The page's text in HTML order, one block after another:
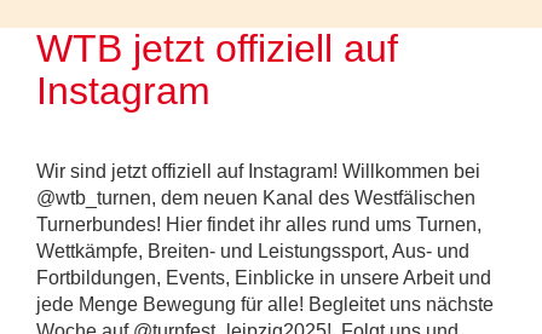
WTB jetzt offiziell auf
Instagram
Wir sind jetzt offiziell auf Instagram! Willkommen bei
@wtb_turnen, dem neuen Kanal des Westfälischen
Turnerbundes! Hier findet ihr alles rund ums Turnen,
Wettkämpfe, Breiten- und Leistungssport, Aus- und
Fortbildungen, Events, Einblicke in unsere Arbeit und
jede Menge Bewegung für alle! Begleitet uns nächste